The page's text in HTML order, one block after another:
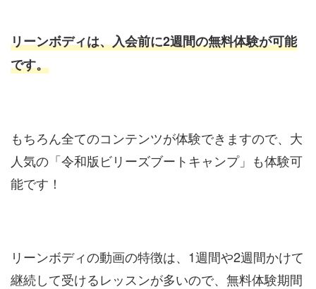
リーンボディは、入会前に2週間の無料体験が可能
です。
もちろん全てのコンテンツが体験できますので、大
人気の「令和版ビリーズブートキャンプ」も体験可
能です！
リーンボディの動画の特徴は、1週間や2週間かけて
継続して受けるレッスンが多いので、無料体験期間